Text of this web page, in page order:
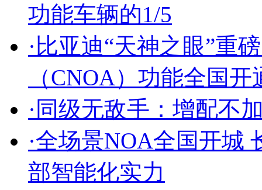
功能车辆的1/5
· 比亚迪“天神之眼”重
（CNOA）功能全国开
· 同级无敌手：增配不
·全场景NOA全国开城
部智能化实力